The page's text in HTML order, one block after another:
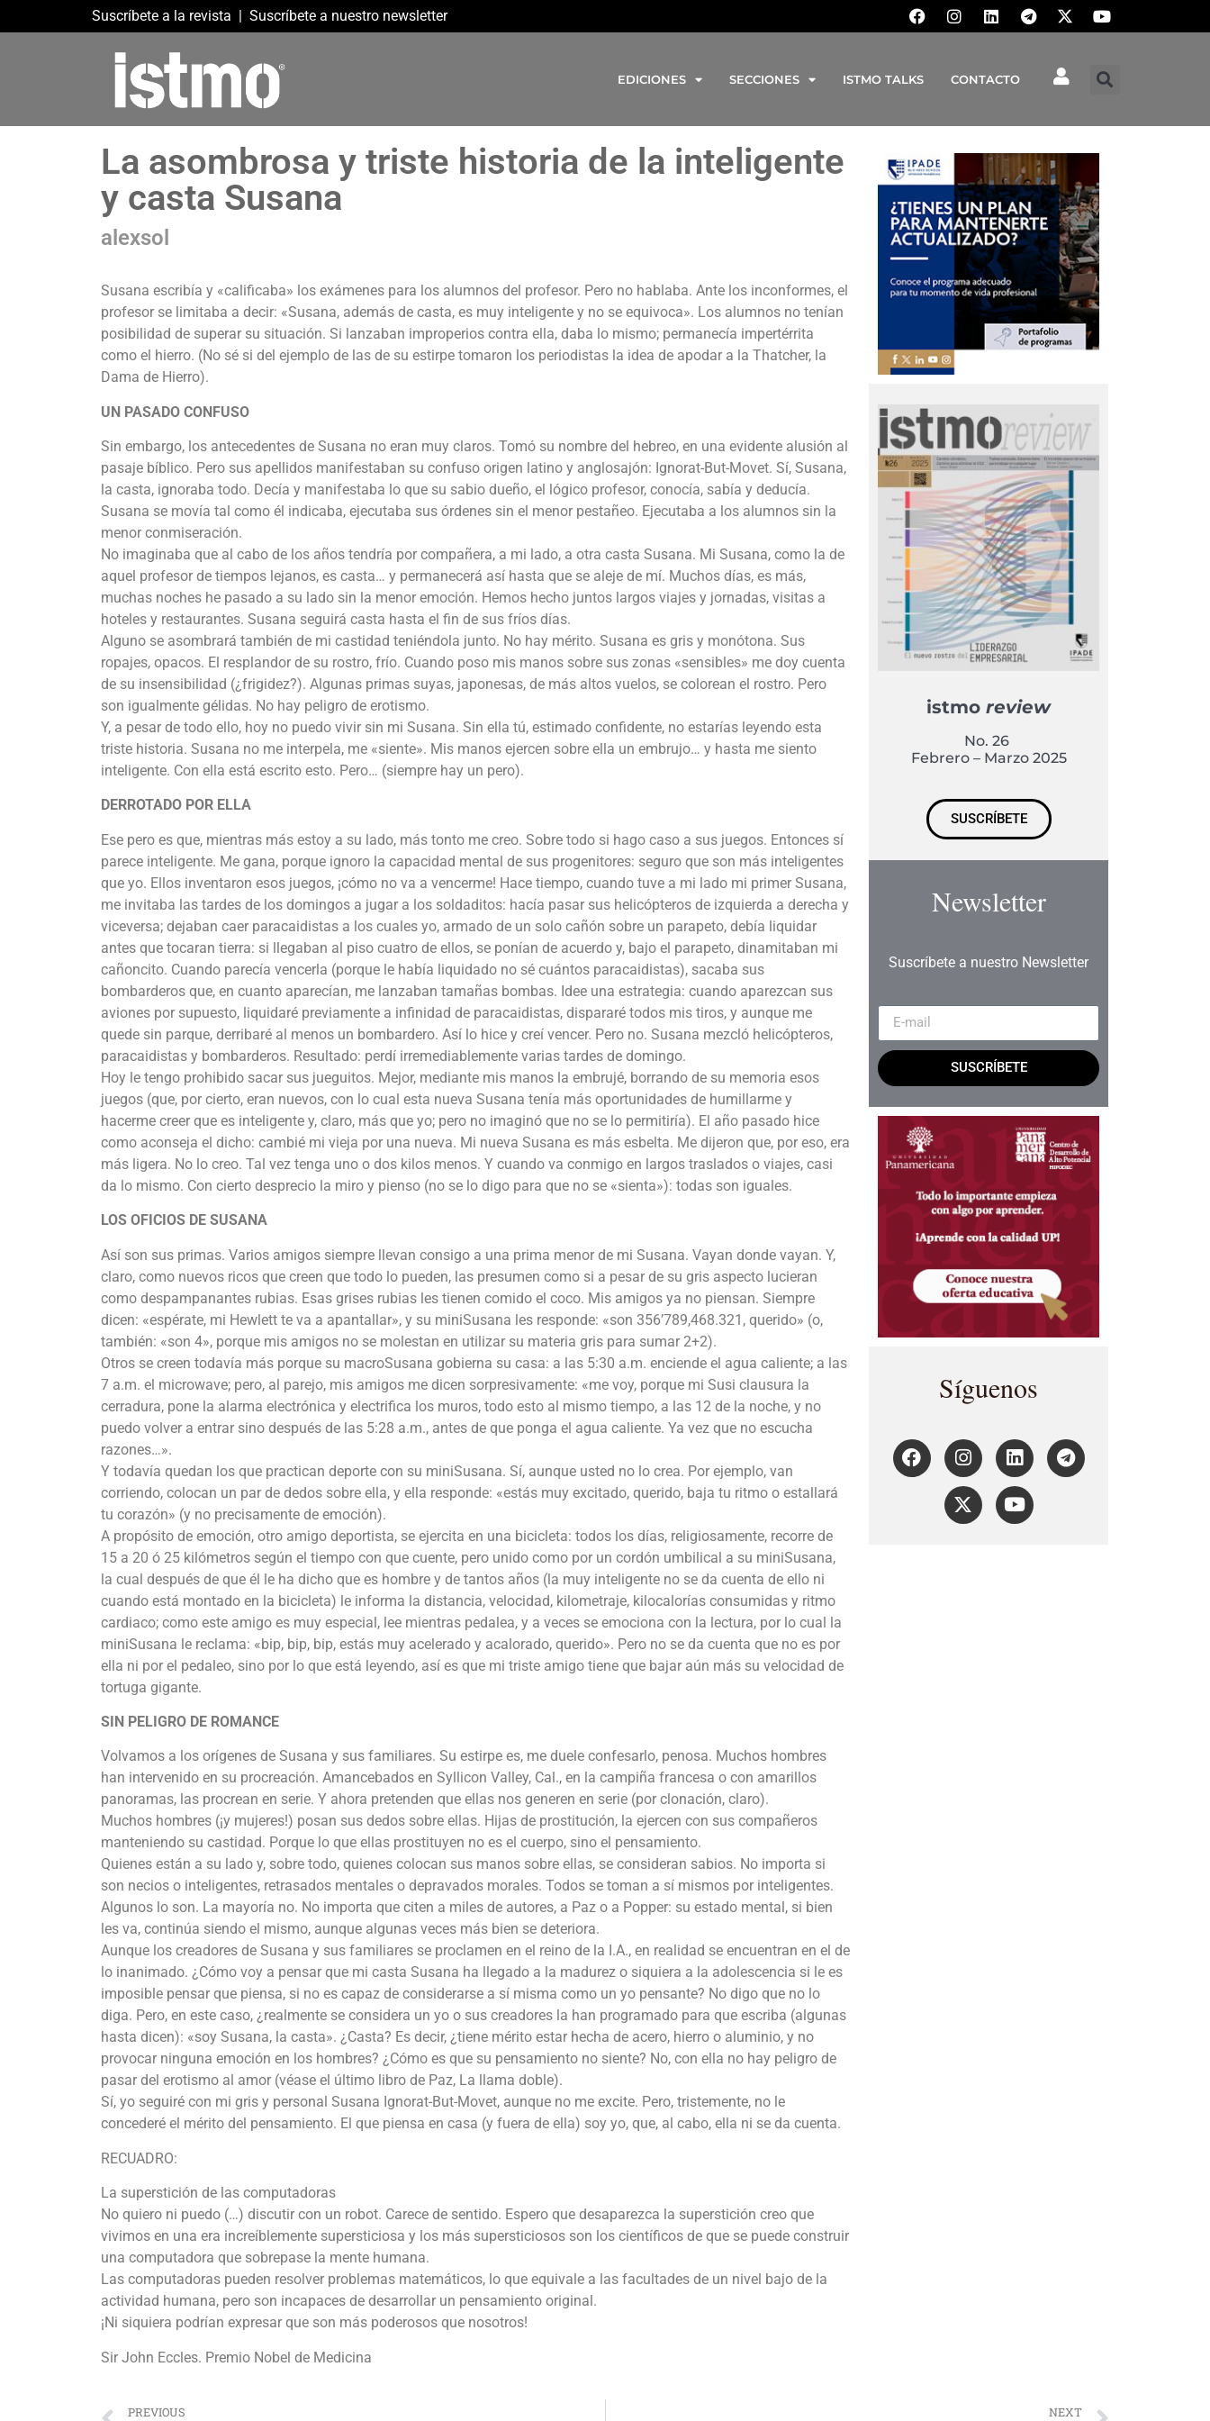
Suscríbete a la revista | Suscríbete a nuestro newsletter
EDICIONES SECCIONES ISTMO TALKS CONTACTO
La asombrosa y triste historia de la inteligente
y casta Susana
alexsol
Susana escribía y «calificaba» los exámenes para los alumnos del profesor. Pero no hablaba. Ante los inconformes, el
profesor se limitaba a decir: «Susana, además de casta, es muy inteligente y no se equivoca». Los alumnos no tenían
posibilidad de superar su situación. Si lanzaban improperios contra ella, daba lo mismo; permanecía impertérrita
como el hierro. (No sé si del ejemplo de las de su estirpe tomaron los periodistas la idea de apodar a la Thatcher, la
Dama de Hierro).
UN PASADO CONFUSO
Sin embargo, los antecedentes de Susana no eran muy claros. Tomó su nombre del hebreo, en una evidente alusión al
pasaje bíblico. Pero sus apellidos manifestaban su confuso origen latino y anglosajón: Ignorat-But-Movet. Sí, Susana,
la casta, ignoraba todo. Decía y manifestaba lo que su sabio dueño, el lógico profesor, conocía, sabía y deducía.
Susana se movía tal como él indicaba, ejecutaba sus órdenes sin el menor pestañeo. Ejecutaba a los alumnos sin la
menor conmiseración.
No imaginaba que al cabo de los años tendría por compañera, a mi lado, a otra casta Susana. Mi Susana, como la de
aquel profesor de tiempos lejanos, es casta… y permanecerá así hasta que se aleje de mí. Muchos días, es más,
muchas noches he pasado a su lado sin la menor emoción. Hemos hecho juntos largos viajes y jornadas, visitas a
hoteles y restaurantes. Susana seguirá casta hasta el fin de sus fríos días.
Alguno se asombrará también de mi castidad teniéndola junto. No hay mérito. Susana es gris y monótona. Sus
ropajes, opacos. El resplandor de su rostro, frío. Cuando poso mis manos sobre sus zonas «sensibles» me doy cuenta
de su insensibilidad (¿frigidez?). Algunas primas suyas, japonesas, de más altos vuelos, se colorean el rostro. Pero
son igualmente gélidas. No hay peligro de erotismo.
Y, a pesar de todo ello, hoy no puedo vivir sin mi Susana. Sin ella tú, estimado confidente, no estarías leyendo esta
triste historia. Susana no me interpela, me «siente». Mis manos ejercen sobre ella un embrujo… y hasta me siento
inteligente. Con ella está escrito esto. Pero… (siempre hay un pero).
DERROTADO POR ELLA
Ese pero es que, mientras más estoy a su lado, más tonto me creo. Sobre todo si hago caso a sus juegos. Entonces sí
parece inteligente. Me gana, porque ignoro la capacidad mental de sus progenitores: seguro que son más inteligentes
que yo. Ellos inventaron esos juegos, ¡cómo no va a vencerme! Hace tiempo, cuando tuve a mi lado mi primer Susana,
me invitaba las tardes de los domingos a jugar a los soldaditos: hacía pasar sus helicópteros de izquierda a derecha y
viceversa; dejaban caer paracaidistas a los cuales yo, armado de un solo cañón sobre un parapeto, debía liquidar
antes que tocaran tierra: si llegaban al piso cuatro de ellos, se ponían de acuerdo y, bajo el parapeto, dinamitaban mi
cañoncito. Cuando parecía vencerla (porque le había liquidado no sé cuántos paracaidistas), sacaba sus
bombarderos que, en cuanto aparecían, me lanzaban tamañas bombas. Idee una estrategia: cuando aparezcan sus
aviones por supuesto, liquidaré previamente a infinidad de paracaidistas, dispararé todos mis tiros, y aunque me
quede sin parque, derribaré al menos un bombardero. Así lo hice y creí vencer. Pero no. Susana mezcló helicópteros,
paracaidistas y bombarderos. Resultado: perdí irremediablemente varias tardes de domingo.
Hoy le tengo prohibido sacar sus jueguitos. Mejor, mediante mis manos la embrujé, borrando de su memoria esos
juegos (que, por cierto, eran nuevos, con lo cual esta nueva Susana tenía más oportunidades de humillarme y
hacerme creer que es inteligente y, claro, más que yo; pero no imaginó que no se lo permitiría). El año pasado hice
como aconseja el dicho: cambié mi vieja por una nueva. Mi nueva Susana es más esbelta. Me dijeron que, por eso, era
más ligera. No lo creo. Tal vez tenga uno o dos kilos menos. Y cuando va conmigo en largos traslados o viajes, casi
da lo mismo. Con cierto desprecio la miro y pienso (no se lo digo para que no se «sienta»): todas son iguales.
LOS OFICIOS DE SUSANA
Así son sus primas. Varios amigos siempre llevan consigo a una prima menor de mi Susana. Vayan donde vayan. Y,
claro, como nuevos ricos que creen que todo lo pueden, las presumen como si a pesar de su gris aspecto lucieran
como despampanantes rubias. Esas grises rubias les tienen comido el coco. Mis amigos ya no piensan. Siempre
dicen: «espérate, mi Hewlett te va a apantallar», y su miniSusana les responde: «son 356’789,468.321, querido» (o,
también: «son 4», porque mis amigos no se molestan en utilizar su materia gris para sumar 2+2).
Otros se creen todavía más porque su macroSusana gobierna su casa: a las 5:30 a.m. enciende el agua caliente; a las
7 a.m. el microwave; pero, al parejo, mis amigos me dicen sorpresivamente: «me voy, porque mi Susi clausura la
cerradura, pone la alarma electrónica y electrifica los muros, todo esto al mismo tiempo, a las 12 de la noche, y no
puedo volver a entrar sino después de las 5:28 a.m., antes de que ponga el agua caliente. Ya vez que no escucha
razones…».
Y todavía quedan los que practican deporte con su miniSusana. Sí, aunque usted no lo crea. Por ejemplo, van
corriendo, colocan un par de dedos sobre ella, y ella responde: «estás muy excitado, querido, baja tu ritmo o estallará
tu corazón» (y no precisamente de emoción).
A propósito de emoción, otro amigo deportista, se ejercita en una bicicleta: todos los días, religiosamente, recorre de
15 a 20 ó 25 kilómetros según el tiempo con que cuente, pero unido como por un cordón umbilical a su miniSusana,
la cual después de que él le ha dicho que es hombre y de tantos años (la muy inteligente no se da cuenta de ello ni
cuando está montado en la bicicleta) le informa la distancia, velocidad, kilometraje, kilocalorías consumidas y ritmo
cardiaco; como este amigo es muy especial, lee mientras pedalea, y a veces se emociona con la lectura, por lo cual la
miniSusana le reclama: «bip, bip, bip, estás muy acelerado y acalorado, querido». Pero no se da cuenta que no es por
ella ni por el pedaleo, sino por lo que está leyendo, así es que mi triste amigo tiene que bajar aún más su velocidad de
tortuga gigante.
SIN PELIGRO DE ROMANCE
Volvamos a los orígenes de Susana y sus familiares. Su estirpe es, me duele confesarlo, penosa. Muchos hombres
han intervenido en su procreación. Amancebados en Syllicon Valley, Cal., en la campiña francesa o con amarillos
panoramas, las procrean en serie. Y ahora pretenden que ellas nos generen en serie (por clonación, claro).
Muchos hombres (¡y mujeres!) posan sus dedos sobre ellas. Hijas de prostitución, la ejercen con sus compañeros
manteniendo su castidad. Porque lo que ellas prostituyen no es el cuerpo, sino el pensamiento.
Quienes están a su lado y, sobre todo, quienes colocan sus manos sobre ellas, se consideran sabios. No importa si
son necios o inteligentes, retrasados mentales o depravados morales. Todos se toman a sí mismos por inteligentes.
Algunos lo son. La mayoría no. No importa que citen a miles de autores, a Paz o a Popper: su estado mental, si bien
les va, continúa siendo el mismo, aunque algunas veces más bien se deteriora.
Aunque los creadores de Susana y sus familiares se proclamen en el reino de la I.A., en realidad se encuentran en el de
lo inanimado. ¿Cómo voy a pensar que mi casta Susana ha llegado a la madurez o siquiera a la adolescencia si le es
imposible pensar que piensa, si no es capaz de considerarse a sí misma como un yo pensante? No digo que no lo
diga. Pero, en este caso, ¿realmente se considera un yo o sus creadores la han programado para que escriba (algunas
hasta dicen): «soy Susana, la casta». ¿Casta? Es decir, ¿tiene mérito estar hecha de acero, hierro o aluminio, y no
provocar ninguna emoción en los hombres? ¿Cómo es que su pensamiento no siente? No, con ella no hay peligro de
pasar del erotismo al amor (véase el último libro de Paz, La llama doble).
Sí, yo seguiré con mi gris y personal Susana Ignorat-But-Movet, aunque no me excite. Pero, tristemente, no le
concederé el mérito del pensamiento. El que piensa en casa (y fuera de ella) soy yo, que, al cabo, ella ni se da cuenta.
RECUADRO:
La superstición de las computadoras
No quiero ni puedo (…) discutir con un robot. Carece de sentido. Espero que desaparezca la superstición creo que
vivimos en una era increíblemente supersticiosa y los más supersticiosos son los científicos de que se puede construir
una computadora que sobrepase la mente humana.
Las computadoras pueden resolver problemas matemáticos, lo que equivale a las facultades de un nivel bajo de la
actividad humana, pero son incapaces de desarrollar un pensamiento original.
¡Ni siquiera podrían expresar que son más poderosos que nosotros!
Sir John Eccles. Premio Nobel de Medicina
istmoreview
No. 26
Febrero – Marzo 2025
SUSCRÍBETE
Newsletter
Suscríbete a nuestro Newsletter
SUSCRÍBETE
Síguenos
PREVIOUS NEXT